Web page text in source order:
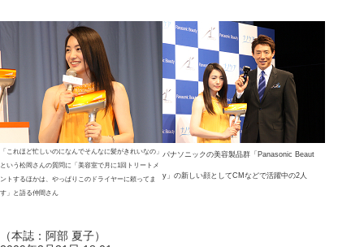
「これほど忙しいのになんでそんなに髪がきれいなの」
という松岡さんの質問に「美容室で月に1回トリートメ
ントするほかは、やっぱりこのドライヤーに頼ってま
す」と語る仲間さん
パナソニックの美容製品群「Panasonic Beaut
y」の新しい顔としてCMなどで活躍中の2人
（本誌：阿部 夏子）